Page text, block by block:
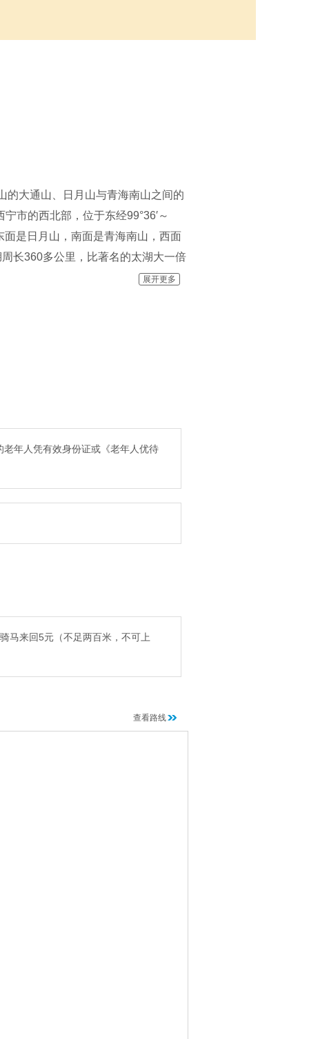
的大通山、日月山与青海南山之间的
市的西北部，位于东经99°36′～
面是日月山，南面是青海南山，西面
长360多公里，比著名的太湖大一倍
亿立方米，湖面海拔为3260米。离
展开更多
年人凭有效身份证或《老年人优待
马来回5元（不足两百米，不可上
查看路线